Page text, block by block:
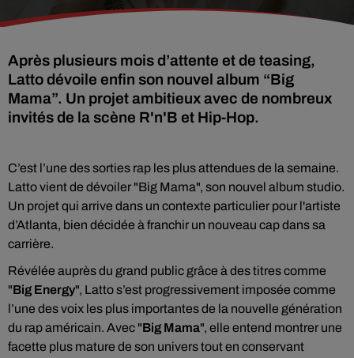
Après plusieurs mois d’attente et de teasing,
Latto dévoile enfin son nouvel album “Big
Mama”. Un projet ambitieux avec de nombreux
invités de la scène R'n'B et Hip-Hop.
C’est l’une des sorties rap les plus attendues de la semaine.
Latto vient de dévoiler "Big Mama", son nouvel album studio.
Un projet qui arrive dans un contexte particulier pour l'artiste
d’Atlanta, bien décidée à franchir un nouveau cap dans sa
carrière.
Révélée auprès du grand public grâce à des titres comme
"Big Energy", Latto s’est progressivement imposée comme
l’une des voix les plus importantes de la nouvelle génération
du rap américain. Avec "Big Mama", elle entend montrer une
facette plus mature de son univers tout en conservant